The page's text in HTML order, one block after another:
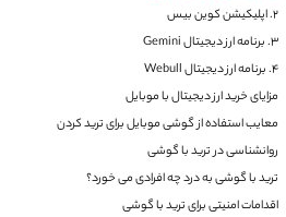
2. اپلیکیشن کوین بیس
3. برنامه ارز دیجیتال Gemini
4. برنامه ارز دیجیتال Webull
مزایای خرید ارز دیجیتال با موبایل
معایب استفاده از گوشی موبایل برای ترید کردن
روانشناسی در ترید با گوشی
ترید با گوشی به درد چه افرادی می ‌خورد؟
اقدامات امنیتی برای ترید با گوشی